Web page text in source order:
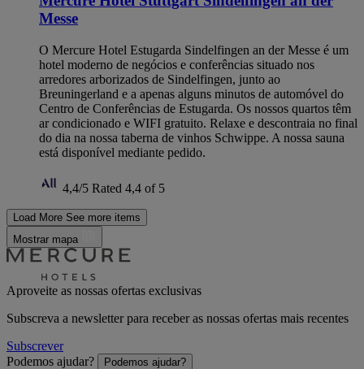
Messe
O Mercure Hotel Estugarda Sindelfingen an der Messe é um
hotel moderno de negócios e conferências situado nos
arredores arborizados de Sindelfingen, junto ao
Breuningerland e a apenas alguns minutos de automóvel do
Centro de Conferências de Estugarda. Os nossos quartos têm
ar condicionado e WIFI gratuito. Relaxe e descontraia no final
do dia na nossa taberna de vinhos Schwippe. A nossa sauna
está disponível mediante pedido.
4,4/5 Rated 4,4 of 5
Load More See more items
Mostrar mapa
Aproveite as nossas ofertas exclusivas
Subscreva a newsletter para receber as nossas ofertas mais recentes
Subscrever
Podemos ajudar?
Podemos ajudar?